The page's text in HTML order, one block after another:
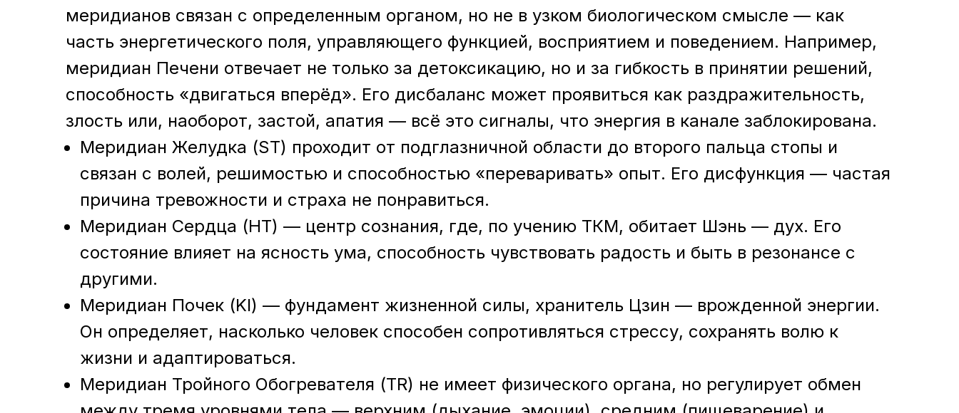
меридианов связан с определенным органом, но не в узком биологическом смысле — как
часть энергетического поля, управляющего функцией, восприятием и поведением. Например,
меридиан Печени отвечает не только за детоксикацию, но и за гибкость в принятии решений,
способность «двигаться вперёд». Его дисбаланс может проявиться как раздражительность,
злость или, наоборот, застой, апатия — всё это сигналы, что энергия в канале заблокирована.
Меридиан Желудка (ST) проходит от подглазничной области до второго пальца стопы и
связан с волей, решимостью и способностью «переваривать» опыт. Его дисфункция — частая
причина тревожности и страха не понравиться.
Меридиан Сердца (HT) — центр сознания, где, по учению ТКМ, обитает Шэнь — дух. Его
состояние влияет на ясность ума, способность чувствовать радость и быть в резонансе с
другими.
Меридиан Почек (KI) — фундамент жизненной силы, хранитель Цзин — врожденной энергии.
Он определяет, насколько человек способен сопротивляться стрессу, сохранять волю к
жизни и адаптироваться.
Меридиан Тройного Обогревателя (TR) не имеет физического органа, но регулирует обмен